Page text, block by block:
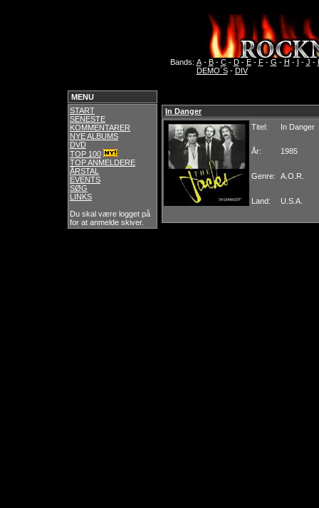
Bands: A- B- C- D- E- F- G - H - I - J -
DEMO´S- DIV
MENU
START
SENESTE
KOMMENTARER
NYE ALBUMS
DVD
TOP 100
TOP ANMELDERE
ÅRSTAL
EVENTS
SØG
LINKS
Du skal være logget på
for at anmelde skiver.
In Danger
Titel:
In Danger
År: 1985
Genre: A.O.R.
Land: U.S.A.